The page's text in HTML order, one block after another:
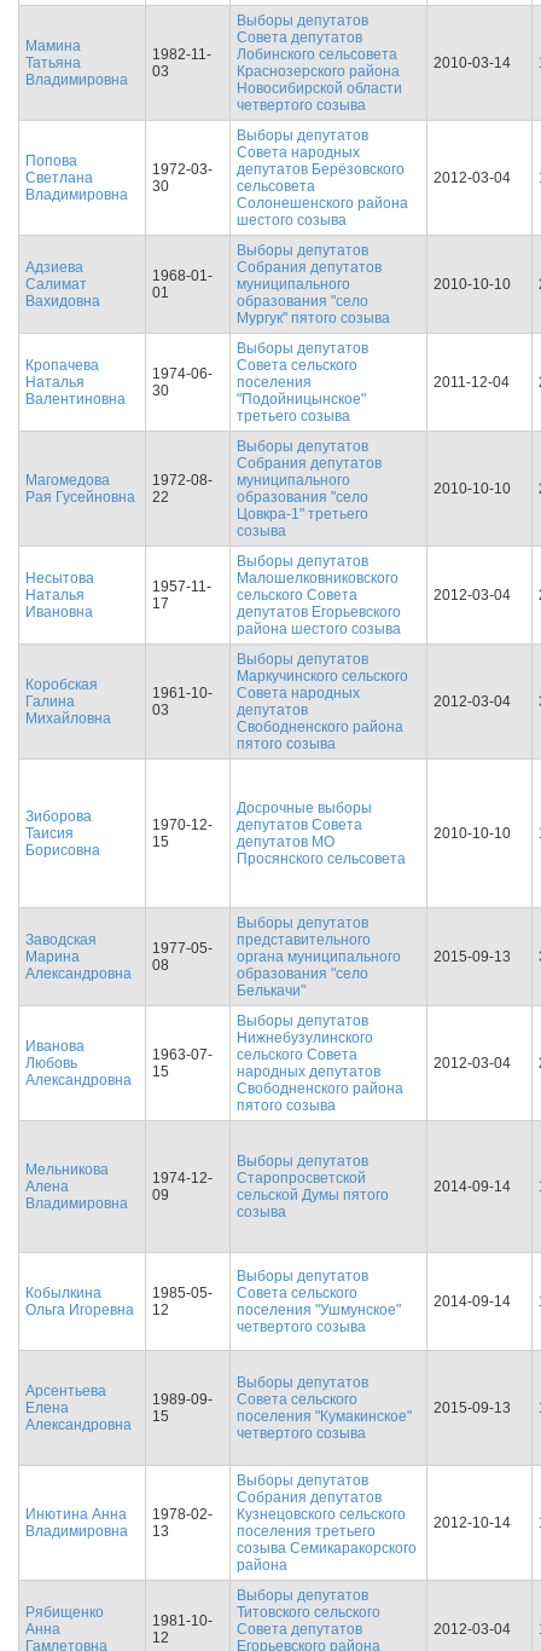
Мамина
Татьяна
Владимировна
1982-11-
03
Выборы депутатов
Совета депутатов
Лобинского сельсовета
Краснозерского района
Новосибирской области
четвертого созыва
2010-03-14
Попова
Светлана
Владимировна
1972-03-
30
Выборы депутатов
Совета народных
депутатов Берёзовского
сельсовета
Солонешенского района
шестого созыва
2012-03-04
Адзиева
Салимат
Вахидовна
1968-01-
01
Выборы депутатов
Собрания депутатов
муниципального
образования "село
Мургук" пятого созыва
2010-10-10
Кропачева
Наталья
Валентиновна
1974-06-
30
Выборы депутатов
Совета сельского
поселения
"Подойницынское"
третьего созыва
2011-12-04
Магомедова
Рая Гусейновна
1972-08-
22
Выборы депутатов
Собрания депутатов
муниципального
образования "село
Цовкра-1" третьего
созыва
2010-10-10
Несытова
Наталья
Ивановна
1957-11-
17
Выборы депутатов
Малошелковниковского
сельского Совета
депутатов Егорьевского
района шестого созыва
2012-03-04
Коробская
Галина
Михайловна
1961-10-
03
Выборы депутатов
Маркучинского сельского
Совета народных
депутатов
Свободненского района
пятого созыва
2012-03-04
Зиборова
Таисия
Борисовна
1970-12-
15
Досрочные выборы
депутатов Совета
депутатов МО
Просянского сельсовета
2010-10-10
Заводская
Марина
Александровна
1977-05-
08
Выборы депутатов
представительного
органа муниципального
образования "село
Белькачи"
2015-09-13
Иванова
Любовь
Александровна
1963-07-
15
Выборы депутатов
Нижнебузулинского
сельского Совета
народных депутатов
Свободненского района
пятого созыва
2012-03-04
Мельникова
Алена
Владимировна
1974-12-
09
Выборы депутатов
Старопросветской
сельской Думы пятого
созыва
2014-09-14
Кобылкина
Ольга Игоревна
1985-05-
12
Выборы депутатов
Совета сельского
поселения "Ушмунское"
четвертого созыва
2014-09-14
Арсентьева
Елена
Александровна
1989-09-
15
Выборы депутатов
Совета сельского
поселения "Кумакинское"
четвертого созыва
2015-09-13
Инютина Анна
Владимировна
1978-02-
13
Выборы депутатов
Собрания депутатов
Кузнецовского сельского
поселения третьего
созыва Семикаракорского
района
2012-10-14
Рябищенко
Анна
Гамлетовна
1981-10-
12
Выборы депутатов
Титовского сельского
Совета депутатов
Егорьевского района
2012-03-04